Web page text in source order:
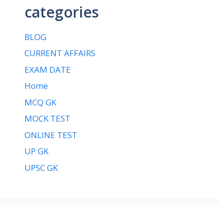
categories
BLOG
CURRENT AFFAIRS
EXAM DATE
Home
MCQ GK
MOCK TEST
ONLINE TEST
UP GK
UPSC GK